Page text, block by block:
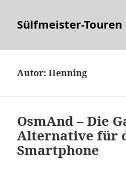
Sülfmeister-Touren
Autor:Henning
OsmAnd – Die
Alternative für
Smartphone